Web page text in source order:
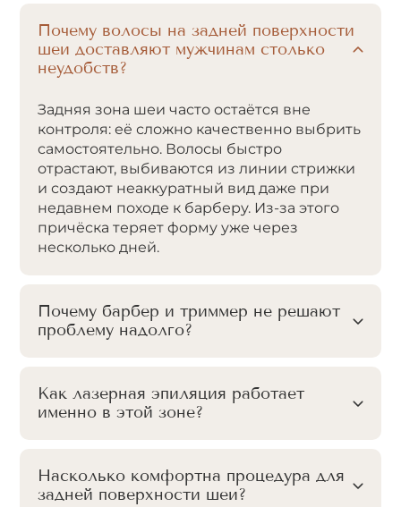
Почему волосы на задней поверхности
шеи доставляют мужчинам столько
неудобств?
Задняя зона шеи часто остаётся вне
контроля: её сложно качественно выбрить
самостоятельно. Волосы быстро
отрастают, выбиваются из линии стрижки
и создают неаккуратный вид даже при
недавнем походе к барберу. Из-за этого
причёска теряет форму уже через
несколько дней.
Почему барбер и триммер не решают
проблему надолго?
Как лазерная эпиляция работает
именно в этой зоне?
Насколько комфортна процедура для
задней поверхности шеи?